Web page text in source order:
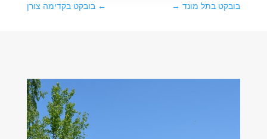
←בובקט בקדימה צורן בובקט בתל מונד→